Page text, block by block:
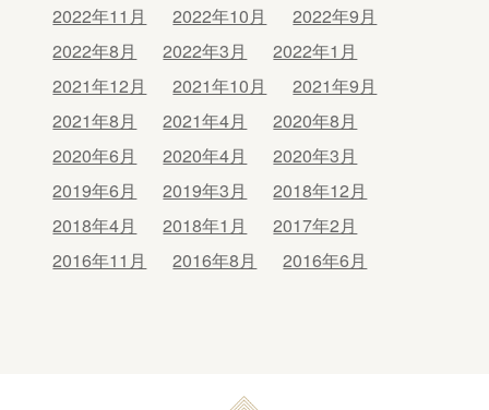
2022年11月
2022年10月
2022年9月
2022年8月
2022年3月
2022年1月
2021年12月
2021年10月
2021年9月
2021年8月
2021年4月
2020年8月
2020年6月
2020年4月
2020年3月
2019年6月
2019年3月
2018年12月
2018年4月
2018年1月
2017年2月
2016年11月
2016年8月 2016年6月